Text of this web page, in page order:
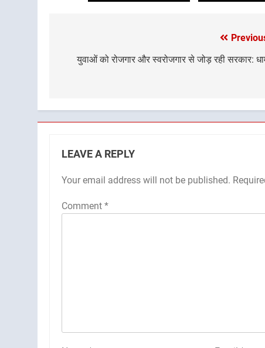
navigation
युवाओं को रोजगार और स्वरोजगार से जोड़ रही सरकार:
LEAVE A REPLY
Your email address will not be published.
Comment *